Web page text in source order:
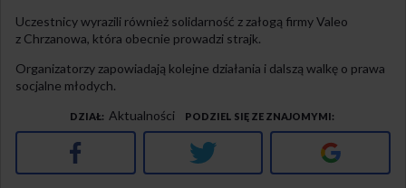
Uczestnicy wyrazili również solidarność z załogą firmy Valeo
z Chrzanowa, która obecnie prowadzi strajk.
Organizatorzy zapowiadają kolejne działania i dalszą walkę o prawa
socjalne młodych.
DZIAŁ Aktualności PODZIEL SIĘ ZE ZNAJOMYMI
Facebook Twitter Google+